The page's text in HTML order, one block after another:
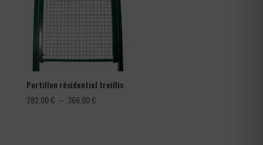
Portillon résidentiel treillis
282,00€ – 366,00€Plage